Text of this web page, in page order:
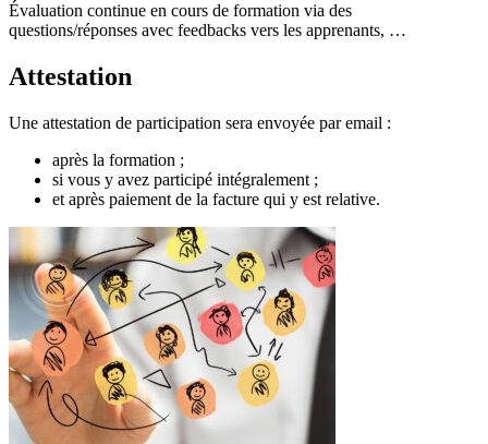
Évaluation continue en cours de formation via des
questions/réponses avec feedbacks vers les apprenants, …
Attestation
Une attestation de participation sera envoyée par email :
après la formation ;
si vous y avez participé intégralement ;
et après paiement de la facture qui y est relative.